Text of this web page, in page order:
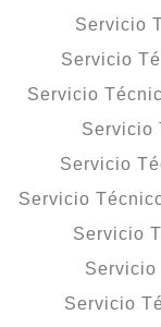
Servicio
Servicio
Servicio
Servicio
Servicio
Servicio
Servicio
Servicio
Servicio